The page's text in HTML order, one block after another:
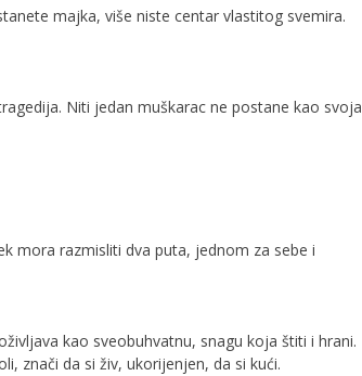
majka, više niste centar vlastitog svemira.
Niti jedan muškarac ne postane kao svoja
mora razmisliti dva puta, jednom za sebe i
kao sveobuhvatnu, snagu koja štiti i hrani.
znači da si živ, ukorijenjen, da si kući.